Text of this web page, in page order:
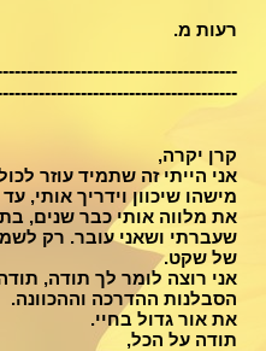
רעות מ.
קרן יקרה,
אני הייתי זה שתמיד עוזר
מישהו שיכוון וידריך אותי,
את מלווה אותי כבר שנים,
שעברתי ושאני עובר. רק
של שקט.
אני רוצה לומר לך תודה,
הסבלנות ההדרכה וההכוונה.
את אור גדול בחיי.
תודה על הכל,